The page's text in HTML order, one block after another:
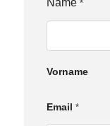
N
Z
u
s
i
Name *
Vorname
Email *